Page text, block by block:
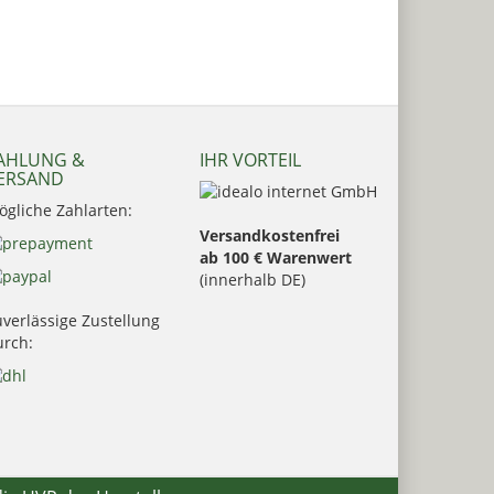
&
Zahlarten:
Zustellung
IHR VORTEIL
Versandkostenfrei
ab 100 € Warenwert
(innerhalb DE)